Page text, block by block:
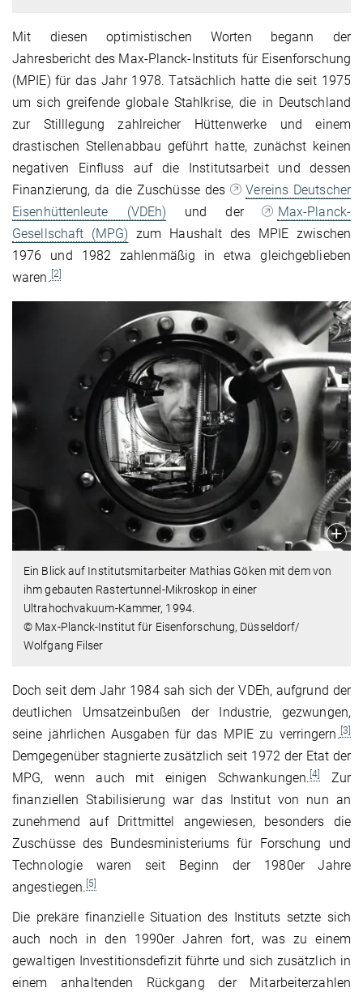
Mit diesen optimistischen Worten begann der
Jahresbericht des Max-Planck-Instituts für Eisenforschung
(MPIE) für das Jahr 1978. Tatsächlich hatte die seit 1975
um sich greifende globale Stahlkrise, die in Deutschland
zur Stilllegung zahlreicher Hüttenwerke und einem
drastischen Stellenabbau geführt hatte, zunächst keinen
negativen Einfluss auf die Institutsarbeit und dessen
Finanzierung, da die Zuschüsse des
Vereins Deutscher
Eisenhüttenleute (VDEh) und der
Max-Planck-
Gesellschaft (MPG) zum Haushalt des MPIE zwischen
1976 und 1982 zahlenmäßig in etwa gleichgeblieben
waren. [2]
Ein Blick auf Institutsmitarbeiter Mathias Göken mit dem von
ihm gebauten Rastertunnel-Mikroskop in einer
Ultrahochvakuum-Kammer, 1994.
© Max-Planck-Institut für Eisenforschung, Düsseldorf/
Wolfgang Filser
Doch seit dem Jahr 1984 sah sich der VDEh, aufgrund der
deutlichen Umsatzeinbußen der Industrie, gezwungen,
seine jährlichen Ausgaben für das MPIE zu verringern. [3]
Demgegenüber stagnierte zusätzlich seit 1972 der Etat der
MPG, wenn auch mit einigen Schwankungen. [4]
Zur
finanziellen Stabilisierung war das Institut von nun an
zunehmend auf Drittmittel angewiesen, besonders die
Zuschüsse des Bundesministeriums für Forschung und
Technologie waren seit Beginn der 1980er Jahre
angestiegen. [5]
Die prekäre finanzielle Situation des Instituts setzte sich
auch noch in den 1990er Jahren fort, was zu einem
gewaltigen Investitionsdefizit führte und sich zusätzlich in
einem anhaltenden Rückgang der Mitarbeiterzahlen